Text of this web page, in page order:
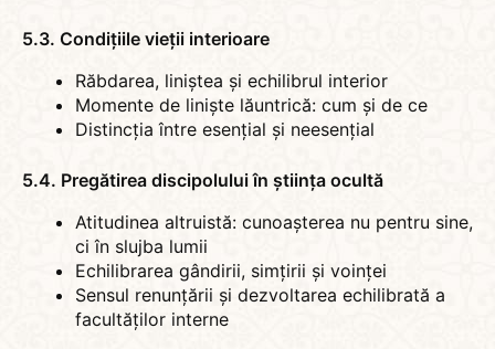
5.3. Condițiile vieții interioare
Răbdarea, liniștea și echilibrul interior
Momente de liniște lăuntrică: cum și de ce
Distincția între esențial și neesențial
5.4. Pregătirea discipolului în știința ocultă
Atitudinea altruistă: cunoașterea nu pentru sine,
ci în slujba lumii
Echilibrarea gândirii, simțirii și voinței
Sensul renunțării și dezvoltarea echilibrată a
facultăților interne